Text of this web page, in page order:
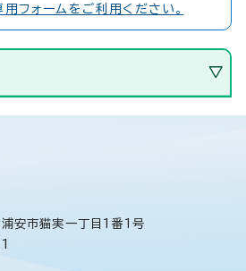
フォームをご利用ください。
市猫実一丁目1番1号